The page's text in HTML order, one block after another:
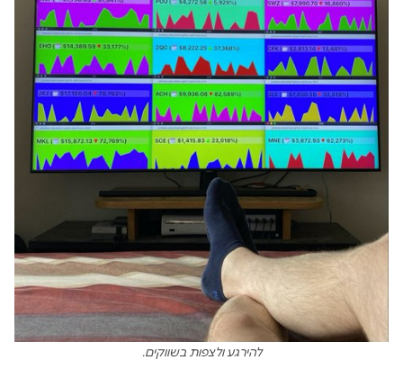
להירגע ולצפות בשווקים.